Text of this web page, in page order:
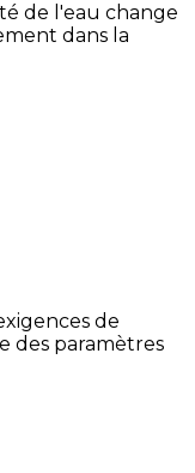
de l'eau change
dans la
de
des paramètres